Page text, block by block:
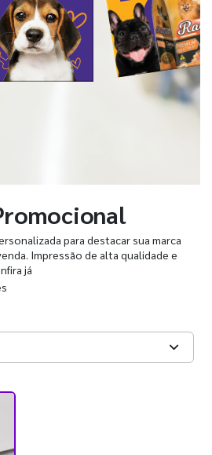
para destacar sua marca
Impressão de alta qualidade e
já